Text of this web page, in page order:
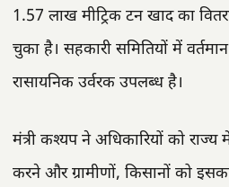
1.57 लाख मीट्रिक टन खाद का
चुका है। सहकारी समितियों में
रासायनिक उर्वरक उपलब्ध है।
मंत्री कश्यप ने अधिकारियों को
करने और ग्रामीणों, किसानों को